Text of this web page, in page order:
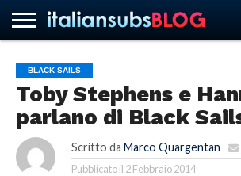
HOME
NEWS
ASCOLTI
RECENSIONI
INTERVISTE
CURIOSITÀ
CHI
SIAMO
CONTATTACI
FORUM
ITALIANSUBS
BLACK SAILS
Toby Stephens e
parlano di Black
Scritto da Marco Quargentan
Pubblicato il 2 Febbraio 2014